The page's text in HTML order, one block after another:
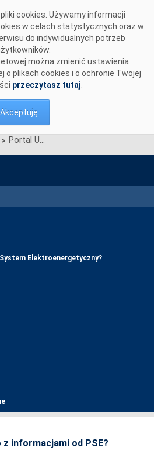
cookies. Używamy informacji
w celach statystycznych oraz w
do indywidualnych potrzeb
można zmienić ustawienia
o plikach cookies i o ochronie Twojej
przeczytasz tutaj
Akceptuję
> Portal Użytkownika Profesjonalnego – warsztaty z wykonawcą systemu CSIRE
Elektroenergetyczny?
z informacjami od PSE?